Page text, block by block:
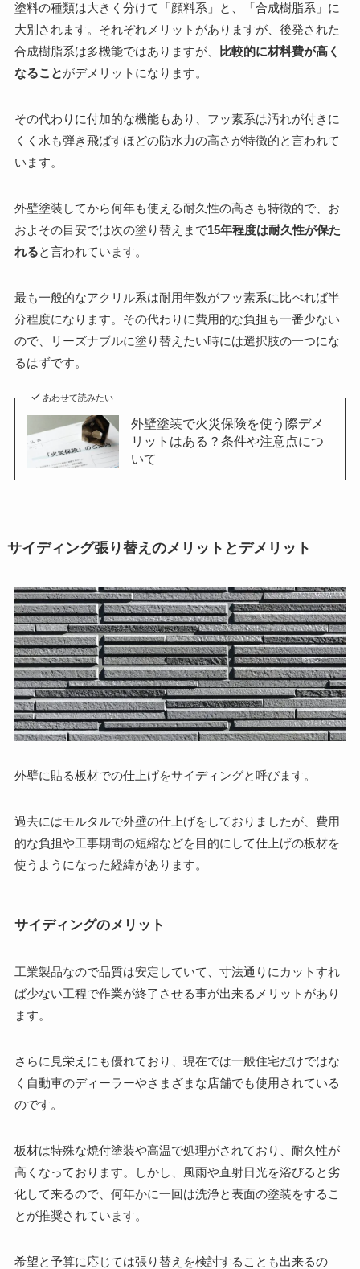
塗料の種類は大きく分けて「顔料系」と、「合成樹脂系」に
大別されます。それぞれメリットがありますが、後発された
合成樹脂系は多機能ではありますが、
比較的に材料費が高く
なることがデメリットになります。
その代わりに付加的な機能もあり、 フッ素系は汚れが付きに
くく水も弾き飛ばすほどの防水力の高さが特徴的と言われて
います。
外壁塗装してから何年も使える耐久性の高さも特徴的で、お
およその目安では次の塗り替えまで15年程度は耐久性が保た
れると言われています。
最も一般的なアクリル系は耐用年数がフッ素系に比べれば半
分程度になります。その代わりに費用的な負担も一番少ない
ので、リーズナブルに塗り替えたい時には選択肢の一つにな
るはずです。
あわせて読みたい
外壁塗装で火災保険を使う際デメ
リットはある？条件や注意点につ
いて
サイディング張り替えのメリットとデメリット
外壁に貼る板材での仕上げをサイディングと呼びます。
過去にはモルタルで外壁の仕上げをしておりましたが、費用
的な負担や工事期間の短縮などを目的にして仕上げの板材を
使うようになった経緯があります。
サイディングのメリット
工業製品なので品質は安定していて、寸法通りにカットすれ
ば少ない工程で作業が終了させる事が出来るメリットがあり
ます。
さらに見栄えにも優れており、現在では一般住宅だけではな
く自動車のディーラーやさまざまな店舗でも使用されている
のです。
板材は特殊な焼付塗装や高温で処理がされており、耐久性が
高くなっております。しかし、風雨や直射日光を浴びると劣
化して来るので、何年かに一回は洗浄と表面の塗装をするこ
とが推奨されています。
希望と予算に応じては張り替えを検討することも出来るの